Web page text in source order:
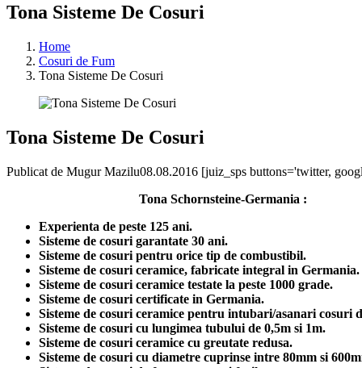
Tona Sisteme De Cosuri
Home
Cosuri de Fum
Tona Sisteme De Cosuri
Tona Sisteme De Cosuri
Publicat de Mugur Mazilu08.08.2016 [juiz_sps buttons='twitter,
Tona Schornsteine-Germania :
Experienta de peste 125 ani.
Sisteme de cosuri garantate 30 ani.
Sisteme de cosuri pentru orice tip de combustibil.
Sisteme de cosuri ceramice, fabricate integral in Germania.
Sisteme de cosuri ceramice testate la peste 1000 grade.
Sisteme de cosuri certificate in Germania.
Sisteme de cosuri ceramice pentru intubari/asanari cosuri
Sisteme de cosuri cu lungimea tubului de 0,5m si 1m.
Sisteme de cosuri ceramice cu greutate redusa.
Sisteme de cosuri cu diametre cuprinse intre 80mm si